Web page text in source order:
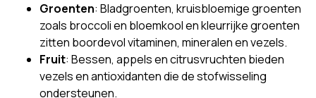
Groenten: Bladgroenten, kruisbloemige groenten
zoals broccoli en bloemkool en kleurrijke groenten
zitten boordevol vitaminen, mineralen en vezels.
Fruit: Bessen, appels en citrusvruchten bieden
vezels en antioxidanten die de stofwisseling
ondersteunen.